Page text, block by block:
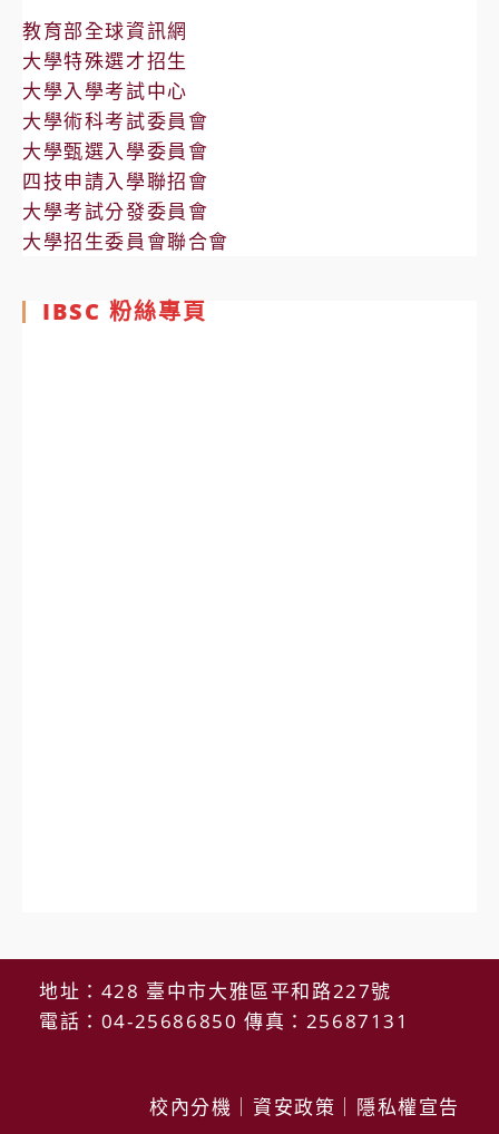
教育部全球資訊網
大學特殊選才招生
大學入學考試中心
大學術科考試委員會
大學甄選入學委員會
四技申請入學聯招會
大學考試分發委員會
大學招生委員會聯合會
IBSC 粉絲專頁
地址：428 臺中市大雅區平和路227號
電話：04-25686850 傳真：25687131
校內分機 資安政策 隱私權宣告